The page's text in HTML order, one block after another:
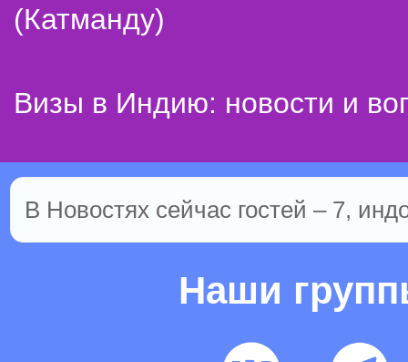
(Катманду)
Визы в Индию: новости и
В Новостях сейчас гостей – 7,
Наши